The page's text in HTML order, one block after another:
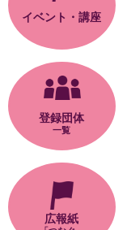
イベント・講座
登録団体
一覧
広報紙